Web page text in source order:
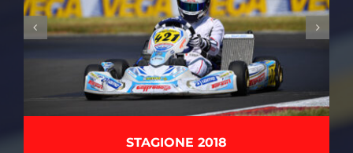
STAGIONE 2017